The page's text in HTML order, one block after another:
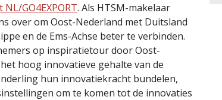
GO4EXPORT. Als HTSM-makelaar
over om Oost-Nederland met Duitsland
en de Ems-Achse beter te verbinden.
op inspiratietour door Oost-
hoog innovatieve gehalte van de
hun innovatiekracht bundelen,
om te komen tot de innovaties